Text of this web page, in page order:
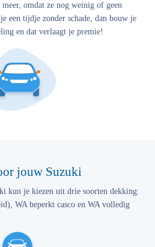
meer, omdat ze nog weinig of geen
een tijdje zonder schade, dan bouw je
en dat verlaagt je premie!
jouw Suzuki
kun je kiezen uit drie soorten dekking:
WA beperkt casco en WA volledig